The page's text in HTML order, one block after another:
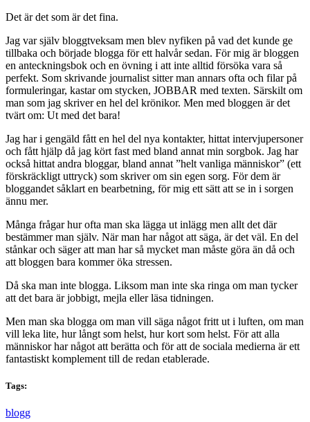
Det är det som är det fina.
Jag var själv bloggtveksam men blev nyfiken på vad det kunde ge
tillbaka och började blogga för ett halvår sedan. För mig är bloggen
en anteckningsbok och en övning i att inte alltid försöka vara så
perfekt. Som skrivande journalist sitter man annars ofta och filar på
formuleringar, kastar om stycken, JOBBAR med texten. Särskilt om
man som jag skriver en hel del krönikor. Men med bloggen är det
tvärt om: Ut med det bara!
Jag har i gengäld fått en hel del nya kontakter, hittat intervjupersoner
och fått hjälp då jag kört fast med bland annat min sorgbok. Jag har
också hittat andra bloggar, bland annat ”helt vanliga människor” (ett
förskräckligt uttryck) som skriver om sin egen sorg. För dem är
bloggandet såklart en bearbetning, för mig ett sätt att se in i sorgen
ännu mer.
Många frågar hur ofta man ska lägga ut inlägg men allt det där
bestämmer man själv. När man har något att säga, är det väl. En del
stånkar och säger att man har så mycket man måste göra än då och
att bloggen bara kommer öka stressen.
Då ska man inte blogga. Liksom man inte ska ringa om man tycker
att det bara är jobbigt, mejla eller läsa tidningen.
Men man ska blogga om man vill säga något fritt ut i luften, om man
vill leka lite, hur långt som helst, hur kort som helst. För att alla
människor har något att berätta och för att de sociala medierna är ett
fantastiskt komplement till de redan etablerade.
Tags:
blogg